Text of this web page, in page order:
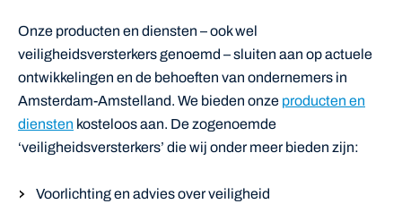
Onze producten en diensten – ook wel
veiligheidsversterkers genoemd – sluiten aan op actuele
ontwikkelingen en de behoeften van ondernemers in
Amsterdam-Amstelland. We bieden onze producten en
diensten kosteloos aan. De zogenoemde
‘veiligheidsversterkers’ die wij onder meer bieden zijn:
Voorlichting en advies over veiligheid